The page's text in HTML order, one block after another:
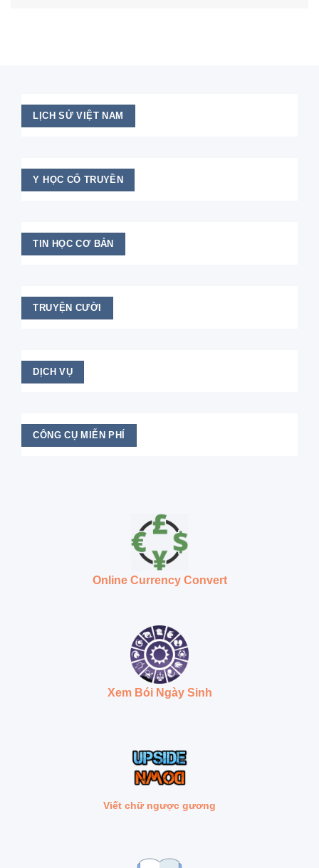
LỊCH SỬ VIỆT NAM
Y HỌC CỔ TRUYỀN
TIN HỌC CƠ BẢN
TRUYỆN CƯỜI
DỊCH VỤ
CÔNG CỤ MIỄN PHÍ
Online Currency Convert
Xem Bói Ngày Sinh
Viết chữ ngược gương